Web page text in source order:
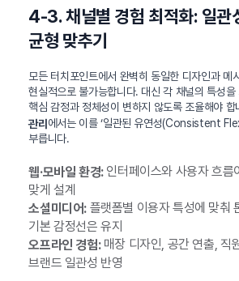
4-3. 채널별 경험 최적화: 일관
균형 맞추기
모든 터치포인트에서 완벽히 동일한 디자인과 메
현실적으로 불가능합니다. 대신 각 채널의 특성을
핵심 감정과 정체성이 변하지 않도록 조율해야 합
관리에서는 이를 ‘일관된 유연성(Consistent
부릅니다.
웹·모바일 환경:인터페이스와 사용자 흐름
맞게 설계
소셜미디어:플랫폼별 이용자 특성에 맞춰
기본 감정선은 유지
오프라인 경험:매장 디자인, 공간 연출, 직
브랜드 일관성 반영